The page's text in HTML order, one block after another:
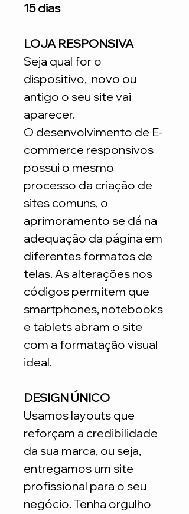
15 dias
LOJA RESPONSIVA
Seja qual for o
dispositivo, novo ou
antigo o seu site vai
aparecer.
O desenvolvimento de E-
commerce responsivos
possui o mesmo
processo da criação de
sites comuns, o
aprimoramento se dá na
adequação da página em
diferentes formatos de
telas. As alterações nos
códigos permitem que
smartphones, notebooks
e tablets abram o site
com a formatação visual
ideal.
DESIGN ÚNICO
Usamos layouts que
reforçam a credibilidade
da sua marca, ou seja,
entregamos um site
profissional para o seu
negócio. Tenha orgulho